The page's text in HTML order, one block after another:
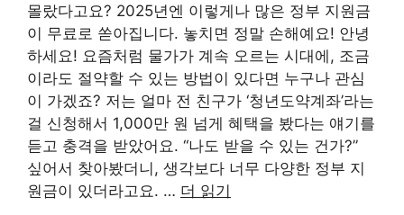
몰랐다고요? 2025년엔 이렇게나 많은 정부 지원금
이 무료로 쏟아집니다. 놓치면 정말 손해예요! 안녕
하세요! 요즘처럼 물가가 계속 오르는 시대에, 조금
이라도 절약할 수 있는 방법이 있다면 누구나 관심
이 가겠죠? 저는 얼마 전 친구가 ‘청년도약계좌’라는
걸 신청해서 1,000만 원 넘게 혜택을 봤다는 얘기를
듣고 충격을 받았어요. “나도 받을 수 있는 건가?”
싶어서 찾아봤더니, 생각보다 너무 다양한 정부 지
원금이 있더라고요. … 더 읽기